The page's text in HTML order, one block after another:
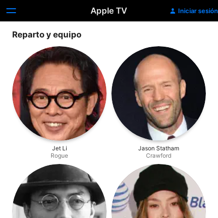
Apple TV Iniciar sesión
Reparto y equipo
Jet Li
Rogue
Jason Statham
Crawford